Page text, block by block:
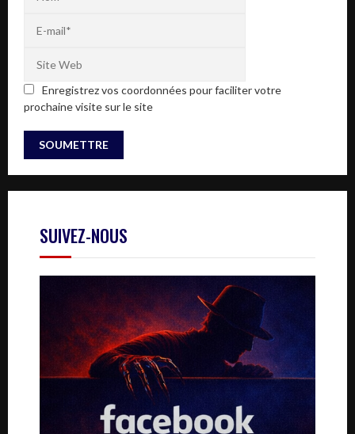
Enregistrez vos coordonnées pour faciliter votre
prochaine visite sur le site
SUIVEZ-NOUS